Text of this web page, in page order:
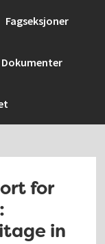
Fagseksjoner
Dokumenter
for
in